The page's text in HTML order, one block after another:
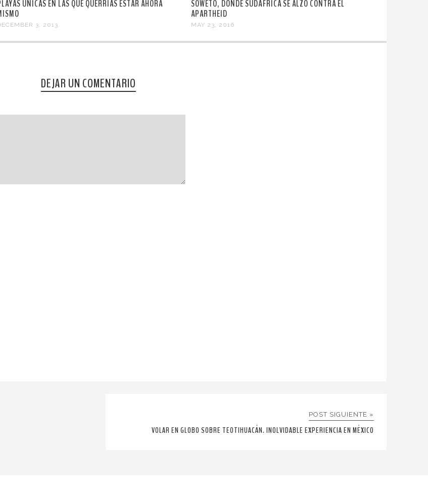
ÚNICAS EN LAS QUE QUERRÍAS ESTAR AHORA
3, 2013
SOWETO, DONDE SUDÁFRICA SE ALZÓ CONTRA EL
APARTHEID
MAY 23, 2016
DEJAR UN COMENTARIO
POST SIGUIENTE »
VOLAR EN GLOBO SOBRE TEOTIHUACÁN. INOLVIDABLE EXPERIENCIA EN MÉXICO